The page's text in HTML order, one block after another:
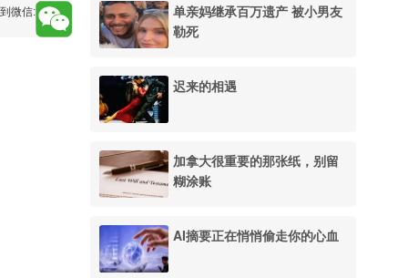
单亲妈继承百万遗产 被小男友
勒死
迟来的相遇
加拿大很重要的那张纸，别留
糊涂账
AI摘要正在悄悄偷走你的心血
微信: